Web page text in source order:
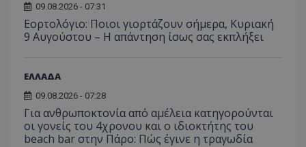
09.08.2026 - 07:31
Εορτολόγιο: Ποιοι γιορτάζουν σήμερα, Κυριακή
9 Αυγούστου – Η απάντηση ίσως σας εκπλήξει
ΕΛΛΑΔΑ
09.08.2026 - 07:28
Για ανθρωποκτονία από αμέλεια κατηγορούνται
οι γονείς του 4χρονου και ο ιδιοκτήτης του
beach bar στην Πάρο: Πώς έγινε η τραγωδία